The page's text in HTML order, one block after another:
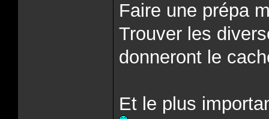
Faire une prépa
Trouver les
donneront le
Et le plus